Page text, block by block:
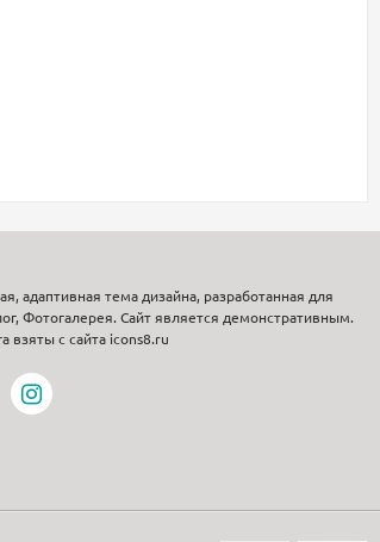
адаптивная тема дизайна, разработанная для
Фотогалерея. Сайт является демонстративным.
взяты с сайта icons8.ru